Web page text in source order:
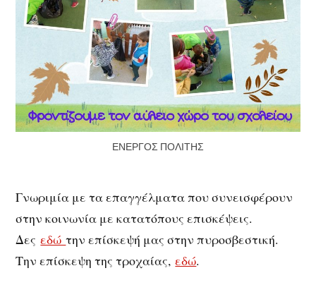
ΕΝΕΡΓΟΣ ΠΟΛΙΤΗΣ
Γνωριμία με τα επαγγέλματα που συνεισφέρουν
στην κοινωνία με κατατόπους επισκέψεις.
Δεςεδώτην επίσκεψή μας στην πυροσβεστική.
Την επίσκεψη της τροχαίας,εδώ.